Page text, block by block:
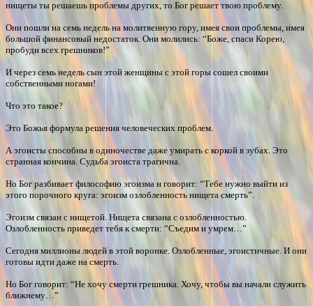
нищеты ты решаешь проблемы других, то Бог решает твою проблему.
Они пошли на семь недель на молитвенную гору, имея свои проблемы, имея
большой финансовый недостаток. Они молились: “Боже, спаси Корею,
пробуди всех грешников!”
И через семь недель сын этой женщины с этой горы сошел своими
собственными ногами!
Что это такое?
Это Божья формула решения человеческих проблем.
А эгоисты способны в одиночестве даже умирать с коркой в зубах. Это
странная кончина. Судьба эгоиста трагична.
Но Бог разбивает философию эгоизма и говорит: “Тебе нужно выйти из
этого порочного круга: эгоизм озлобленность нищета смерть”.
Эгоизм связан с нищетой. Нищета связана с озлобленностью.
Озлобленность приведет тебя к смерти: “Съедим и умрем…”
Сегодня миллионы людей в этой воронке. Озлобленные, эгоистичные. И они
готовы идти даже на смерть.
Но Бог говорит: “Не хочу смерти грешника. Хочу, чтобы вы начали служить
ближнему…”